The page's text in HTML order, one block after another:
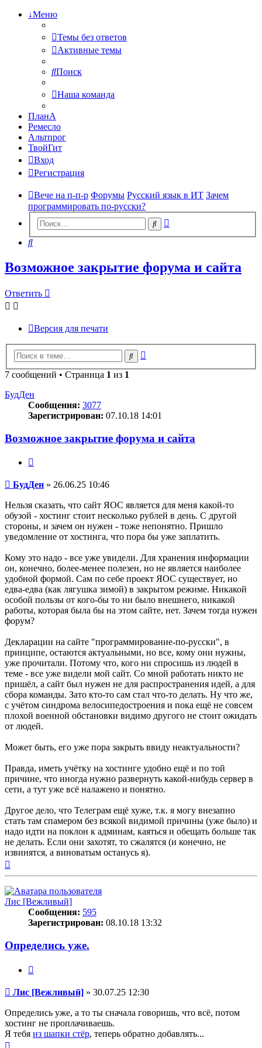
↓Меню
Темы без ответов
Активные темы
Поиск
Наша команда
ПланА
Ремесло
Альтпрог
ТвойГит
Вход
Регистрация
Вече на п-п-р Форумы Русский язык в ИТ Зачем
программировать по-русски?
Поиск
Поиск
Возможное закрытие форума и сайта
Ответить
Версия для печати
Поиск
7 сообщений • Страница 1 из 1
БудДен
Сообщения: 3077
Зарегистрирован: 07.10.18 14:01
Возможное закрытие форума и сайта
Сообщение
БудДен » 26.06.25 10:46
Нельзя сказать, что сайт ЯОС является для меня какой-то
обузой - хостинг стоит несколько рублей в день. С другой
стороны, и зачем он нужен - тоже непонятно. Пришло
уведомление от хостинга, что пора бы уже заплатить.
Кому это надо - все уже увидели. Для хранения информации
он, конечно, более-менее полезен, но не является наиболее
удобной формой. Сам по себе проект ЯОС существует, но
едва-едва (как лягушка зимой) в закрытом режиме. Никакой
особой пользы от кого-бы то ни было внешнего, никакой
работы, которая была бы на этом сайте, нет. Зачем тогда нужен
форум?
Декларации на сайте "программирование-по-русски", в
принципе, остаются актуальными, но все, кому они нужны,
уже прочитали. Потому что, кого ни спросишь из людей в
теме - все уже видели мой сайт. Со мной работать никто не
пришёл, а сайт был нужен не для распространения идей, а для
сбора команды. Зато кто-то сам стал что-то делать. Ну что же,
с учётом синдрома велосипедостроения и пока ещё не совсем
плохой военной обстановки видимо другого не стоит ожидать
от людей.
Может быть, его уже пора закрыть ввиду неактуальности?
Правда, иметь учётку на хостинге удобно ещё и по той
причине, что иногда нужно развернуть какой-нибудь сервер в
сети, а тут уже всё налажено и понятно.
Другое дело, что Телеграм ещё хуже, т.к. я могу внезапно
стать там спамером без всякой видимой причины (уже было) и
надо идти на поклон к админам, каяться и обещать больше так
не делать. Если они захотят, то сжалятся (и конечно, не
извинятся, а виноватым останусь я).
к
началу
Лис [Вежливый]
Сообщения: 595
Зарегистрирован: 08.10.18 13:32
Определись уже.
Сообщение
Лис [Вежливый] » 30.07.25 12:30
Определись уже, а то ты сначала говоришь, что всё, потом
хостинг не проплачиваешь.
Я тебя из шапки стёр, теперь обратно добавлять...